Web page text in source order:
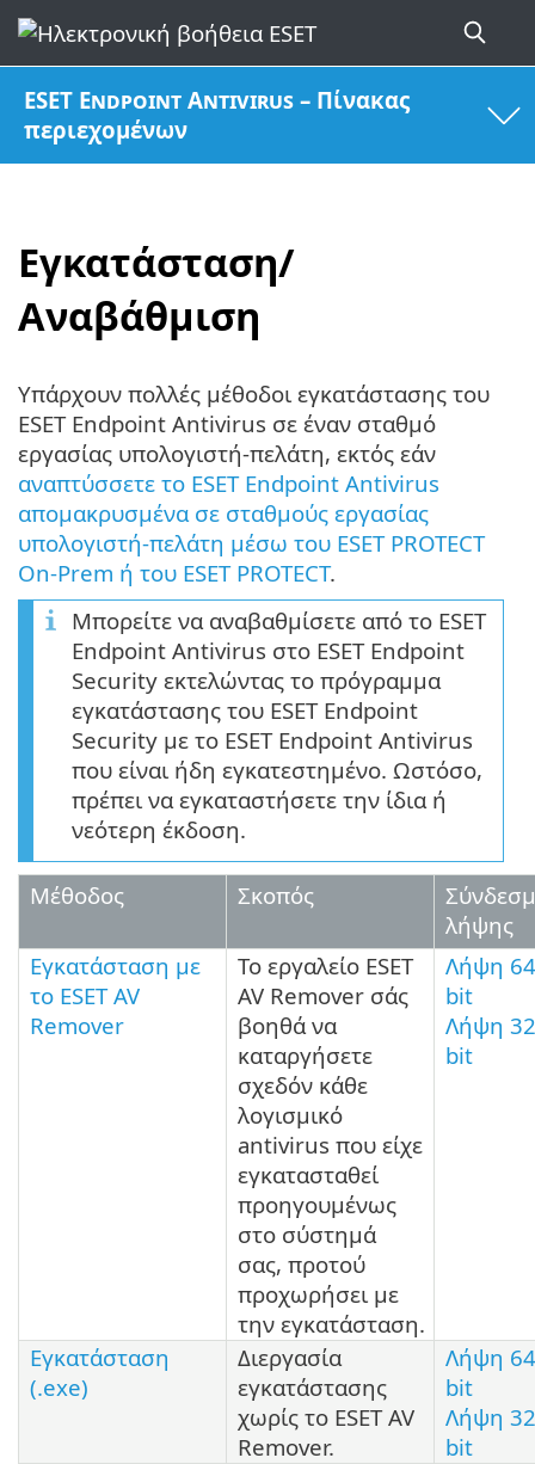
ESET Endpoint Antivirus – Πίνακας
περιεχομένων
Εγκατάσταση/
Αναβάθμιση
Υπάρχουν πολλές μέθοδοι εγκατάστασης του
ESET Endpoint Antivirus σε έναν σταθμό
εργασίας υπολογιστή-πελάτη, εκτός εάν
αναπτύσσετε το ESET Endpoint Antivirus
απομακρυσμένα σε σταθμούς εργασίας
υπολογιστή-πελάτη μέσω του ESET PROTECT
On-Prem ή του ESET PROTECT.
Μπορείτε να αναβαθμίσετε από το ESET
Endpoint Antivirus στο ESET Endpoint
Security εκτελώντας το πρόγραμμα
εγκατάστασης του ESET Endpoint
Security με το ESET Endpoint Antivirus
που είναι ήδη εγκατεστημένο. Ωστόσο,
πρέπει να εγκαταστήσετε την ίδια ή
νεότερη έκδοση.
Μέθοδος Σκοπός
λήψης
Εγκατάσταση με
το ESET AV
Remover
Το εργαλείο ESET
AV Remover σάς
βοηθά να
καταργήσετε
σχεδόν κάθε
λογισμικό
antivirus που είχε
εγκατασταθεί
προηγουμένως
στο σύστημά
σας, προτού
προχωρήσει με
την εγκατάσταση.
Λήψη 64
bit
Λήψη 32
bit
Εγκατάσταση
(.exe)
Διεργασία
εγκατάστασης
χωρίς το ESET AV
Remover.
Λήψη 64
bit
Λήψη 32
bit